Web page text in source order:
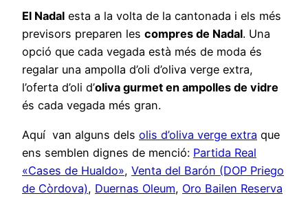
El Nadal esta a la volta de la cantonada i els més
previsors preparen les compres de Nadal. Una
opció que cada vegada està més de moda és
regalar una ampolla d’oli d’oliva verge extra,
l’oferta d’oli d’oliva gurmet en ampolles de vidre
és cada vegada més gran.
Aquí van alguns dels olis d’oliva verge extra que
ens semblen dignes de menció: Partida Real
«Cases de Hualdo», Venta del Barón (DOP Priego
de Còrdova), Duernas Oleum, Oro Bailen Reserva